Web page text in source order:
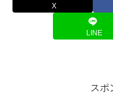
X
LINE
スポ